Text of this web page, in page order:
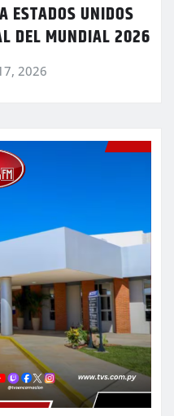
ESTADOS UNIDOS
DEL MUNDIAL 2026
2026